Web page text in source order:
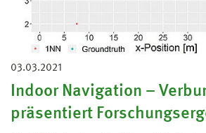
03.03.2021
Indoor Navigation –
präsentiert